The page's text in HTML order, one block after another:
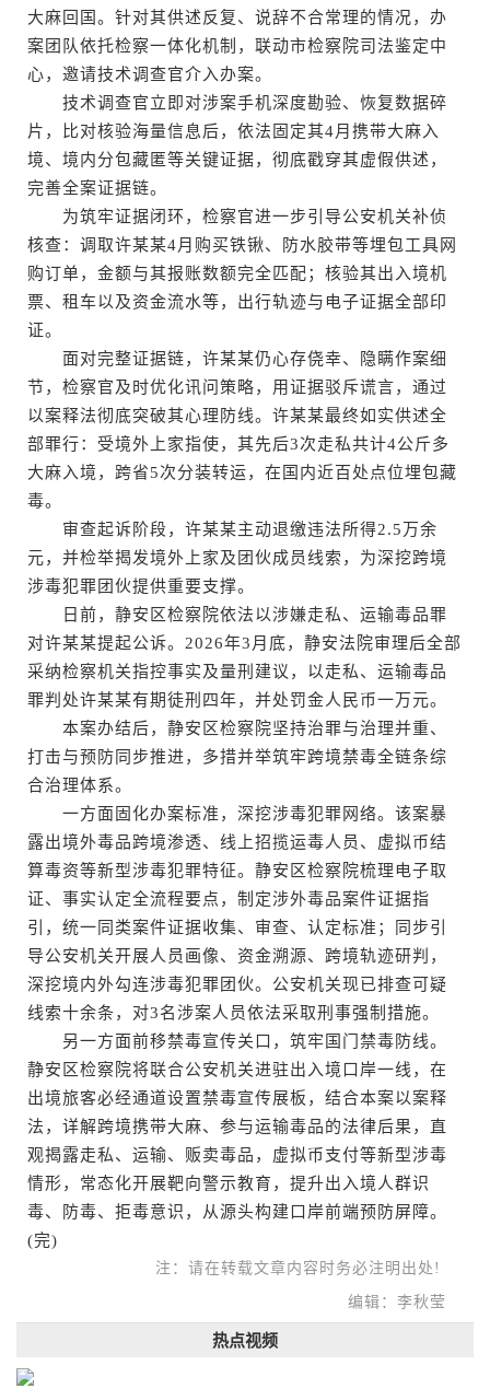
大麻回国。针对其供述反复、说辞不合常理的情况，办
案团队依托检察一体化机制，联动市检察院司法鉴定中
心，邀请技术调查官介入办案。
技术调查官立即对涉案手机深度勘验、恢复数据碎
片，比对核验海量信息后，依法固定其4月携带大麻入
境、境内分包藏匿等关键证据，彻底戳穿其虚假供述，
完善全案证据链。
为筑牢证据闭环，检察官进一步引导公安机关补侦
核查：调取许某某4月购买铁锹、防水胶带等埋包工具网
购订单，金额与其报账数额完全匹配；核验其出入境机
票、租车以及资金流水等，出行轨迹与电子证据全部印
证。
面对完整证据链，许某某仍心存侥幸、隐瞒作案细
节，检察官及时优化讯问策略，用证据驳斥谎言，通过
以案释法彻底突破其心理防线。许某某最终如实供述全
部罪行：受境外上家指使，其先后3次走私共计4公斤多
大麻入境，跨省5次分装转运，在国内近百处点位埋包藏
毒。
审查起诉阶段，许某某主动退缴违法所得2.5万余
元，并检举揭发境外上家及团伙成员线索，为深挖跨境
涉毒犯罪团伙提供重要支撑。
日前，静安区检察院依法以涉嫌走私、运输毒品罪
对许某某提起公诉。2026年3月底，静安法院审理后全部
采纳检察机关指控事实及量刑建议，以走私、运输毒品
罪判处许某某有期徒刑四年，并处罚金人民币一万元。
本案办结后，静安区检察院坚持治罪与治理并重、
打击与预防同步推进，多措并举筑牢跨境禁毒全链条综
合治理体系。
一方面固化办案标准，深挖涉毒犯罪网络。该案暴
露出境外毒品跨境渗透、线上招揽运毒人员、虚拟币结
算毒资等新型涉毒犯罪特征。静安区检察院梳理电子取
证、事实认定全流程要点，制定涉外毒品案件证据指
引，统一同类案件证据收集、审查、认定标准；同步引
导公安机关开展人员画像、资金溯源、跨境轨迹研判，
深挖境内外勾连涉毒犯罪团伙。公安机关现已排查可疑
线索十余条，对3名涉案人员依法采取刑事强制措施。
另一方面前移禁毒宣传关口，筑牢国门禁毒防线。
静安区检察院将联合公安机关进驻出入境口岸一线，在
出境旅客必经通道设置禁毒宣传展板，结合本案以案释
法，详解跨境携带大麻、参与运输毒品的法律后果，直
观揭露走私、运输、贩卖毒品，虚拟币支付等新型涉毒
情形，常态化开展靶向警示教育，提升出入境人群识
毒、防毒、拒毒意识，从源头构建口岸前端预防屏障。
(完)
注：请在转载文章内容时务必注明出处!
编辑：李秋莹
热点视频